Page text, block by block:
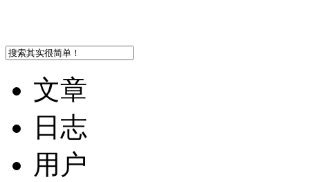
文章
日志
用户